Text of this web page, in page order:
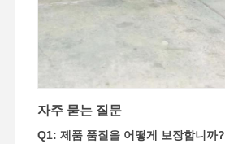
자주 묻는 질문
Q1: 제품 품질을 어떻게 보장합니까?